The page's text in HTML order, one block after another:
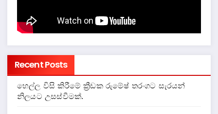
Recent Posts
හෙල්ල විසි කිරීමේ ක්‍රීඩක රුමේෂ් තරංගට සැරයන්
නිලයට උසස්වීමක්.